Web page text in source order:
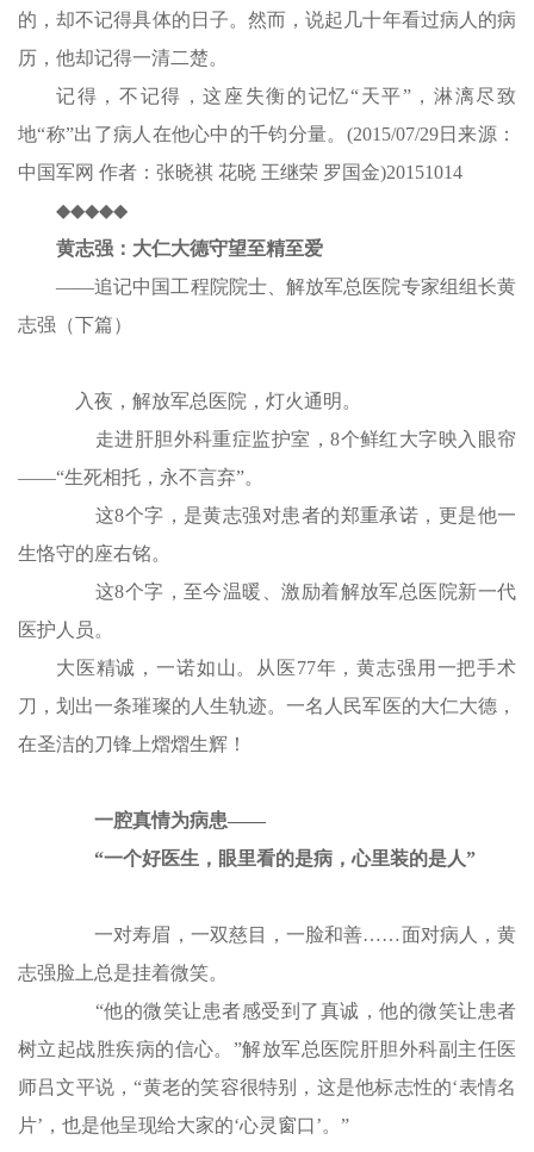
的，却不记得具体的日子。然而，说起几十年看过病人的病
历，他却记得一清二楚。
记得，不记得，这座失衡的记忆“天平”，淋漓尽致
地“称”出了病人在他心中的千钧分量。(2015/07/29日来源：
中国军网 作者：张晓祺 花晓 王继荣 罗国金)20151014
◆◆◆◆◆
黄志强：大仁大德守望至精至爱
——追记中国工程院院士、解放军总医院专家组组长黄
志强（下篇）
入夜，解放军总医院，灯火通明。
走进肝胆外科重症监护室，8个鲜红大字映入眼帘
——“生死相托，永不言弃”。
这8个字，是黄志强对患者的郑重承诺，更是他一
生恪守的座右铭。
这8个字，至今温暖、激励着解放军总医院新一代
医护人员。
大医精诚，一诺如山。从医77年，黄志强用一把手术
刀，划出一条璀璨的人生轨迹。一名人民军医的大仁大德，
在圣洁的刀锋上熠熠生辉！
一腔真情为病患——
“一个好医生，眼里看的是病，心里装的是人”
一对寿眉，一双慈目，一脸和善……面对病人，黄
志强脸上总是挂着微笑。
“他的微笑让患者感受到了真诚，他的微笑让患者
树立起战胜疾病的信心。”解放军总医院肝胆外科副主任医
师吕文平说，“黄老的笑容很特别，这是他标志性的‘表情名
片’，也是他呈现给大家的‘心灵窗口’。”